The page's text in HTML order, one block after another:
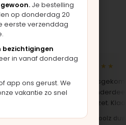
met de
als nieuw
★★★★★
"Langsgekomen
het onderdeel
opgezet. Klaar
Bas · Joolz
Je bestelling
op donderdag 20
eerste verzenddag
bezichtigingen
in vanaf donderdag
app ons gerust. We
vakantie zo snel